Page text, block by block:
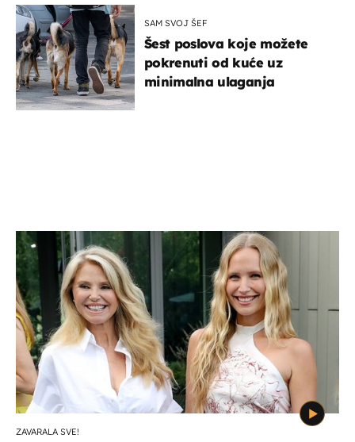
SAM SVOJ ŠEF
Šest poslova koje možete
pokrenuti od kuće uz
minimalna ulaganja
ZAVARALA SVE!